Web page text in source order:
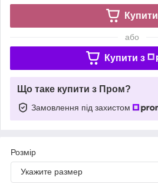
Купити
або
Купити з
Що таке купити з Пром?
Замовлення під захистом
Розмір
Укажите размер